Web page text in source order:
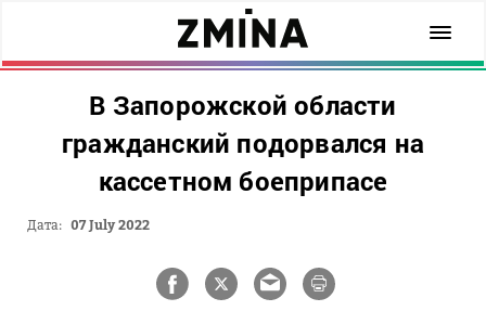
В Запорожской области
гражданский подорвался на
кассетном боеприпасе
Дата: 07 July 2022